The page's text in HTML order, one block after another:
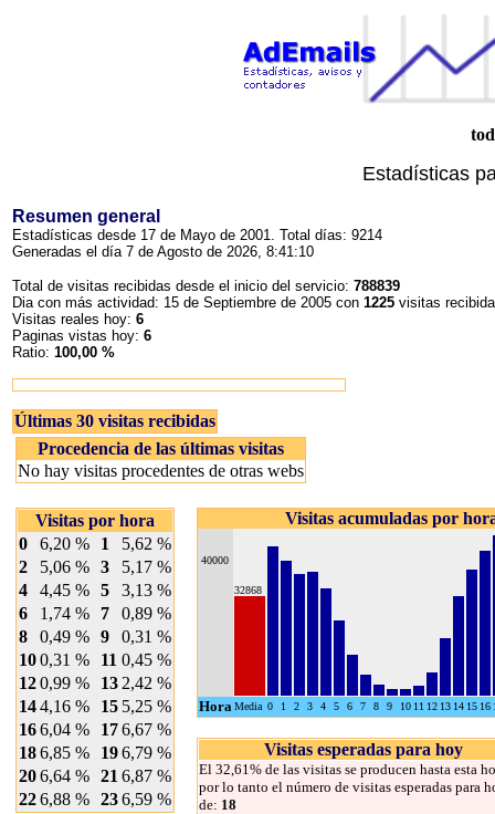
Estadísticas
Resumen general
Estadísticas desde 17 de Mayo de 2001. Total días: 9214
Generadas el día 7 de Agosto de 2026, 8:41:10
Total de visitas recibidas desde el inicio del servicio: 788839
Dia con más actividad: 15 de Septiembre de 2005 con 1225 visitas
Visitas reales hoy: 6
Paginas vistas hoy: 6
Ratio: 100,00 %
Últimas 30 visitas recibidas
Procedencia de las últimas visitas
No hay visitas procedentes de otras webs
Visitas por hora
0
6,20 % 1
5,62 %
2
5,06 % 3
5,17 %
4
4,45 % 5
3,13 %
6
1,74 % 7
0,89 %
8
0,49 % 9
0,31 %
100,31 % 11 0,45 %
120,99 % 13 2,42 %
144,16 % 15 5,25 %
166,04 % 176,67 %
186,85 % 196,79 %
206,64 % 21 6,87 %
226,88 % 236,59 %
Visitas acumuladas por
40000
32868
HoraMedia 0 1 2 3 4 5 6 7 8 9 10 11 12 13 14 15 16
Visitas esperadas para hoy
El 32,61% de las visitas se producen hasta esta
por lo tanto el número de visitas esperadas para
de: 18